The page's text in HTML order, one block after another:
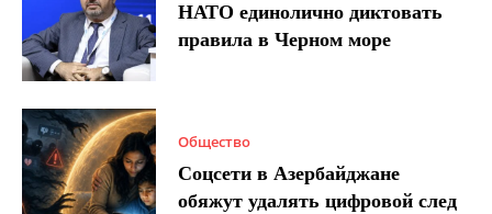
НАТО единолично диктовать
правила в Черном море
Общество
Соцсети в Азербайджане
обяжут удалять цифровой след